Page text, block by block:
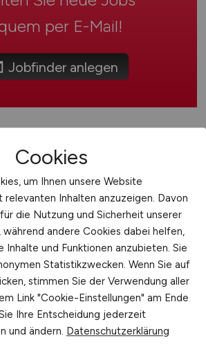
per E-Mail!
Jobfinder anlegen
/ Bauingenieur
oder Diplom
und Schifffahrtsverwaltung
Cookies
um Ihnen unsere Website
Inhalten anzuzeigen. Davon
die Nutzung und Sicherheit unserer
andere Cookies dabei helfen,
Inhalte und Funktionen anzubieten. Sie
Statistikzwecken. Wenn Sie auf
stimmen Sie der Verwendung aller
Link "Cookie-Einstellungen" am Ende
Ihre Entscheidung jederzeit
und ändern. Datenschutzerklärung